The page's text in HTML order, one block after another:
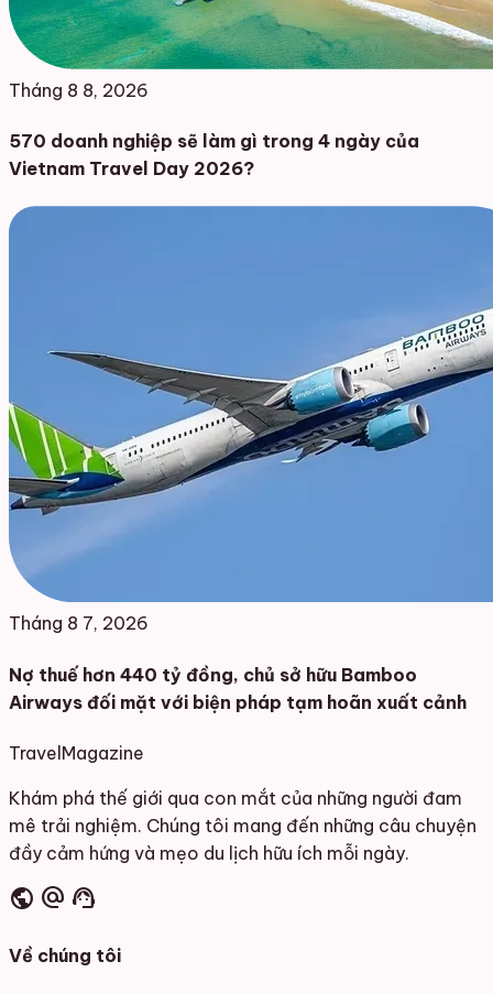
Tháng 8 8, 2026
570 doanh nghiệp sẽ làm gì trong 4 ngày của
Vietnam Travel Day 2026?
Tháng 8 7, 2026
Nợ thuế hơn 440 tỷ đồng, chủ sở hữu Bamboo
Airways đối mặt với biện pháp tạm hoãn xuất cảnh
TravelMagazine
Khám phá thế giới qua con mắt của những người đam
mê trải nghiệm. Chúng tôi mang đến những câu chuyện
đầy cảm hứng và mẹo du lịch hữu ích mỗi ngày.
public alternate_email support_agent
Về chúng tôi